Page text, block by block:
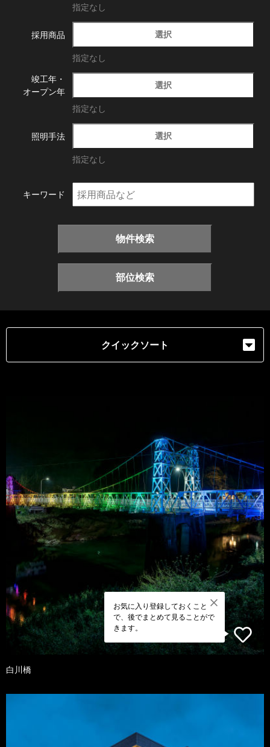
指定なし
採用商品 選択
指定なし
竣工年・
オープン年
選択
指定なし
照明手法 選択
指定なし
キーワード
物件検索
部位検索
クイックソート
お気に入り登録しておくこと
で、後でまとめて見ることがで
きます。
白川橋